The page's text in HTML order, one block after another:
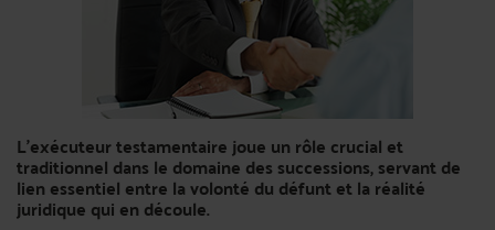
L'exécuteur testamentaire joue un rôle crucial et
traditionnel dans le domaine des successions, servant de
lien essentiel entre la volonté du défunt et la réalité
juridique qui en découle.